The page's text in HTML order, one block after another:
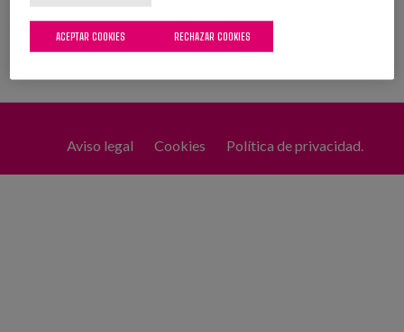
Aviso legal Cookies Política de privacidad.
RECHAZAR COOKIES
ACEPTAR COOKIES